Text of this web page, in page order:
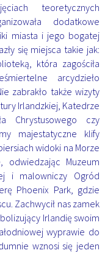
teoretycznych
dodatkowe
miasta i jego bogatej
się miejsca takie jak:
która zagościła
arcydzieło
zabrakło także wizyty
Irlandzkiej, Katedrze
Chrystusowego czy
majestatyczne klify
widoki na Morze
odwiedzając Muzeum
i malowniczy Ogród
Phoenix Park, gdzie
Zachwycił nas zamek
Irlandię swoim
wyprawie do
wznosi się jeden